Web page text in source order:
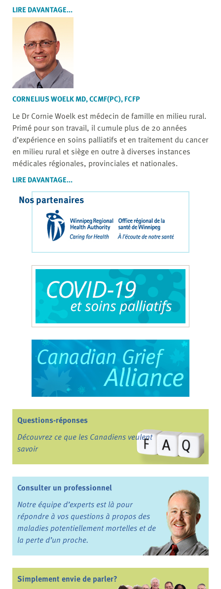
LIRE DAVANTAGE...
CORNELIUS WOELK MD, CCMF(PC), FCFP
Le Dr Cornie Woelk est médecin de famille en milieu rural.
Primé pour son travail, il cumule plus de 20 années
d’expérience en soins palliatifs et en traitement du cancer
en milieu rural et siège en outre à diverses instances
médicales régionales, provinciales et nationales.
LIRE DAVANTAGE...
Nos partenaires
Questions-réponses
Découvrez ce que les Canadiens veulent
savoir
Consulter un professionnel
Notre équipe d’experts est là pour
répondre à vos questions à propos des
maladies potentiellement mortelles et de
la perte d’un proche.
Simplement envie de parler?